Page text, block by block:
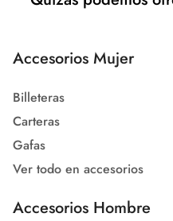
Accesorios Mujer
Billeteras
Carteras
Gafas
Ver todo en accesorios
Accesorios Hombre